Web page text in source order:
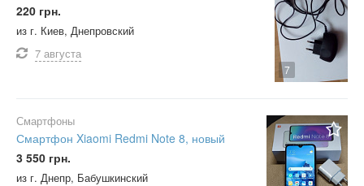
7
220 грн.
из г. Киев, Днепровский
7 августа
Смартфоны
Смартфон Xiaomi Redmi Note 8, новый
3 550 грн.
из г. Днепр, Бабушкинский